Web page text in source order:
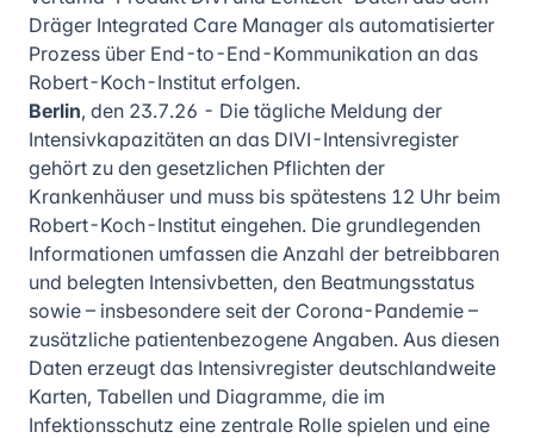
Dräger Integrated Care Manager als automatisierter
Prozess über End-to-End-Kommunikation an das
Robert-Koch-Institut erfolgen.
Berlin, den 23.7.26 - Die tägliche Meldung der
Intensivkapazitäten an das DIVI-Intensivregister
gehört zu den gesetzlichen Pflichten der
Krankenhäuser und muss bis spätestens 12 Uhr beim
Robert-Koch-Institut eingehen. Die grundlegenden
Informationen umfassen die Anzahl der betreibbaren
und belegten Intensivbetten, den Beatmungsstatus
sowie – insbesondere seit der Corona-Pandemie –
zusätzliche patientenbezogene Angaben. Aus diesen
Daten erzeugt das Intensivregister deutschlandweite
Karten, Tabellen und Diagramme, die im
Infektionsschutz eine zentrale Rolle spielen und eine